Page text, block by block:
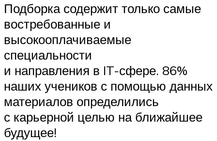
Подборка содержит только самые
востребованные и
высокооплачиваемые
специальности
и направления в IT-сфере. 86%
наших учеников с помощью данных
материалов определились
с карьерной целью на ближайшее
будущее!